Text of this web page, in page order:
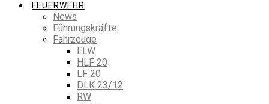
FEUERWEHR
News
Führungskräfte
Fahrzeuge
ELW
HLF 20
LF 20
DLK 23/12
RW